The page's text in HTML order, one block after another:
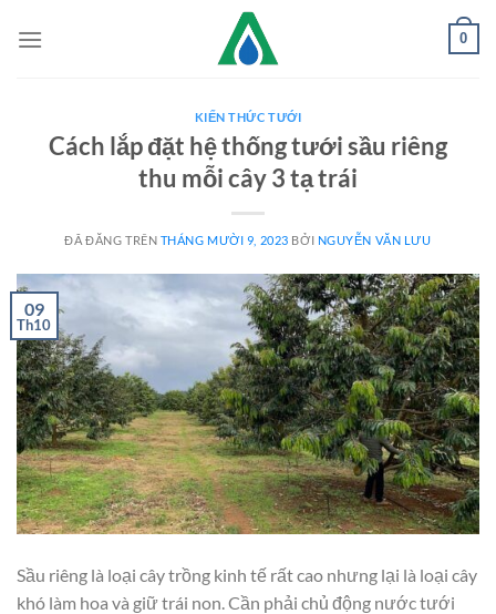
đến
0
KIẾN THỨC TƯỚI
Cách lắp đặt hệ thống tưới sầu riêng
thu mỗi cây 3 tạ trái
ĐÃ ĐĂNG TRÊN THÁNG MƯỜI 9, 2023 BỞI NGUYỄN VĂN LƯU
09
Th10
Sầu riêng là loại cây trồng kinh tế rất cao nhưng lại là loại cây
khó làm hoa và giữ trái non. Cần phải chủ động nước tưới